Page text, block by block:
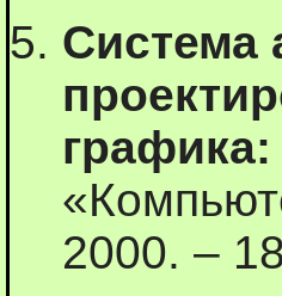
Система
графика:
2000. –